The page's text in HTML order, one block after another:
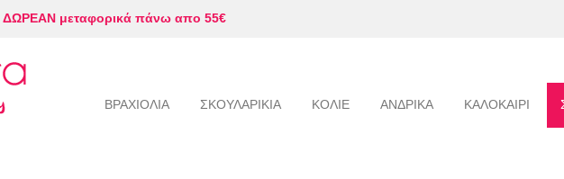
ΔΩΡΕΑΝ μεταφορικά πάνω απο 55€
ΒΡΑΧΙΟΛΙΑ ΣΚΟΥΛΑΡΙΚΙΑ ΚΟΛΙΕ ΑΝΔΡΙΚΑ ΚΑΛΟΚΑΙΡΙ